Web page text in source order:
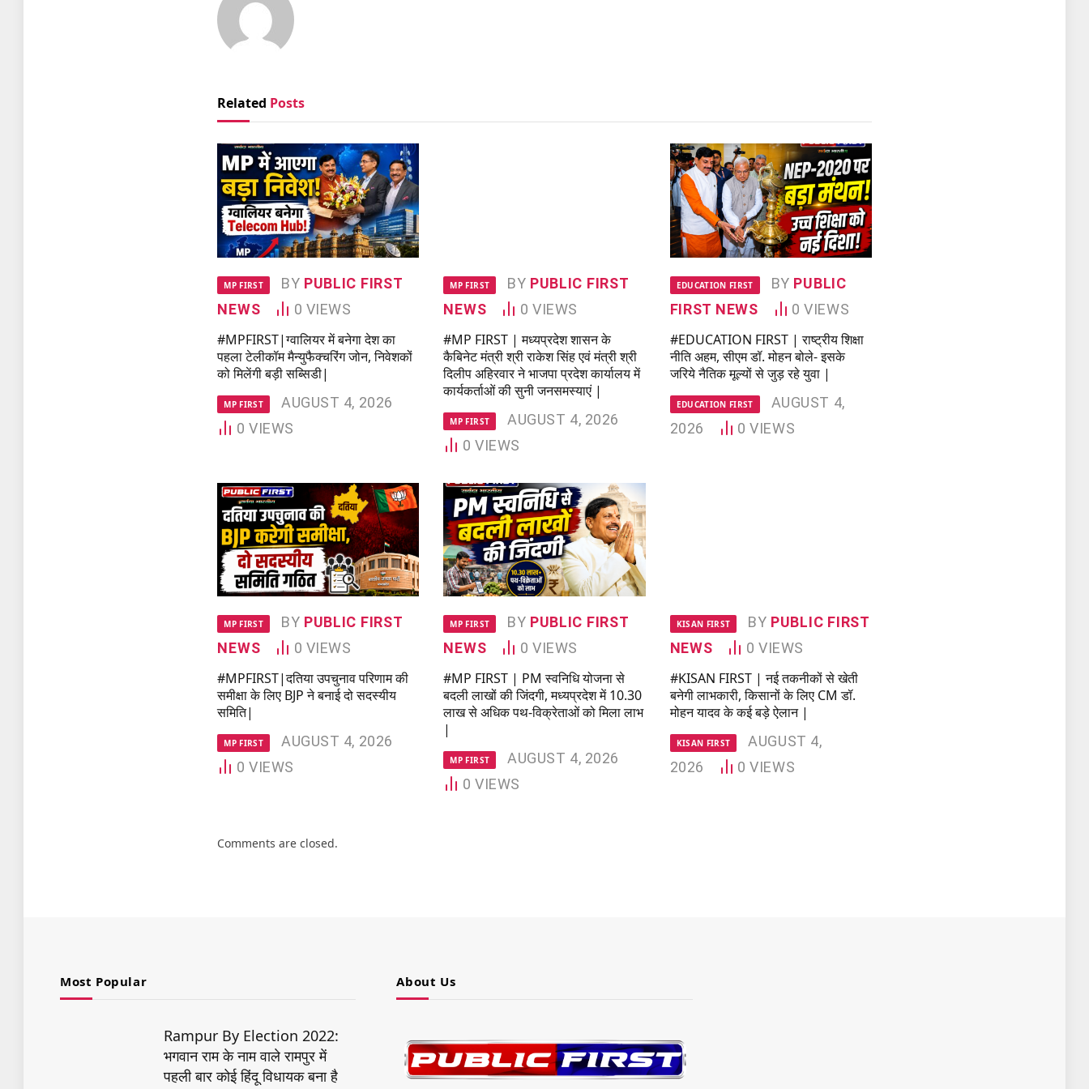
Related Posts
MP FIRST BY PUBLIC FIRST
NEWS
0 VIEWS
#MPFIRST|ग्वालियर में बनेगा देश का
पहला टेलीकॉम मैन्युफैक्चरिंग जोन, निवेशकों
को मिलेंगी बड़ी सब्सिडी|
MP FIRST
AUGUST 4, 2026
0 VIEWS
MP FIRST BY PUBLIC FIRST
NEWS
0 VIEWS
#MP FIRST | मध्यप्रदेश शासन के
कैबिनेट मंत्री श्री राकेश सिंह एवं मंत्री श्री
दिलीप अहिरवार ने भाजपा प्रदेश कार्यालय में
कार्यकर्ताओं की सुनी जनसमस्याएं |
MP FIRST
AUGUST 4, 2026
0VIEWS
EDUCATION FIRST BY PUBLIC
FIRST NEWS
0VIEWS
#EDUCATION FIRST | राष्ट्रीय शिक्षा
नीति अहम, सीएम डॉ. मोहन बोले- इसके
जरिये नैतिक मूल्यों से जुड़ रहे युवा |
EDUCATION FIRST
AUGUST 4,
2026
0VIEWS
MP FIRST BY PUBLIC FIRST
NEWS
0 VIEWS
#MPFIRST|दतिया उपचुनाव परिणाम की
समीक्षा के लिए BJP ने बनाई दो सदस्यीय
समिति|
MP FIRST
AUGUST 4, 2026
0 VIEWS
MP FIRST BY PUBLIC FIRST
NEWS
0 VIEWS
#MP FIRST | PM स्वनिधि योजना से
बदली लाखों की जिंदगी, मध्यप्रदेश में 10.30
लाख से अधिक पथ-विक्रेताओं को मिला लाभ
|
MP FIRST
AUGUST 4, 2026
0VIEWS
KISAN FIRST BY PUBLIC FIRST
NEWS
0VIEWS
#KISAN FIRST | नई तकनीकों से खेती
बनेगी लाभकारी, किसानों के लिए CM डॉ.
मोहन यादव के कई बड़े ऐलान |
KISAN FIRST
AUGUST 4,
2026
0VIEWS
Comments are closed.
Most Popular
Rampur By Election 2022:
भगवान राम के नाम वाले रामपुर में
पहली बार कोई हिंदू विधायक बना है
About Us